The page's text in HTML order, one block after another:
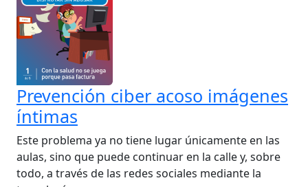
Prevención ciber acoso imágenes
íntimas
Este problema ya no tiene lugar únicamente en las
aulas, sino que puede continuar en la calle y, sobre
todo, a través de las redes sociales mediante la